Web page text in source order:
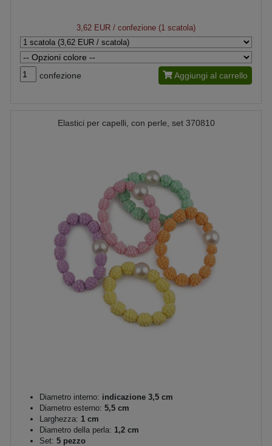
3,62 EUR / confezione (1 scatola)
confezione Aggiungi al carrello
Elastici per capelli, con perle, set 370810
Diametro interno: indicazione 3,5 cm
Diametro esterno: 5,5 cm
Larghezza: 1 cm
Diametro della perla: 1,2 cm
Set: 5 pezzo